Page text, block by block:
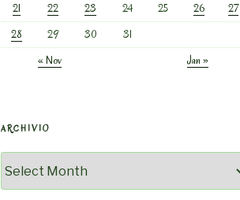
21
22 23 24 25 26
27
28
29 30
31
« Nov
Jan »
ARCHIVIO